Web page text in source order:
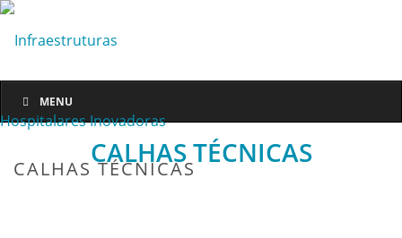
MENU
CALHAS TÉCNICAS
CALHAS TÉCNICAS